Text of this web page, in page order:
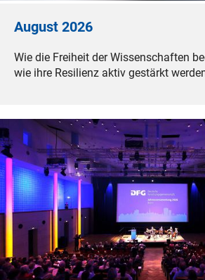
August 2026
Wie die Freiheit der Wissenschaften
wie ihre Resilienz aktiv gestärkt